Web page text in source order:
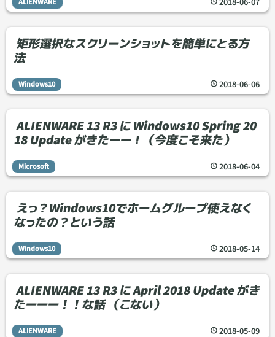
2018-06-06
矩形選択なスクリーンショットを簡単にとる方
法
Windows10
2018-06-04
ALIENWARE 13 R3 に Windows10 Spring 20
18 Update がきたーー！（今度こそ来た）
Microsoft
2018-05-14
えっ？Windows10でホームグループ使えなく
なったの？という話
Windows10
2018-05-09
ALIENWARE 13 R3 に April 2018 Update がき
たーーー！！な話 （こない）
ALIENWARE